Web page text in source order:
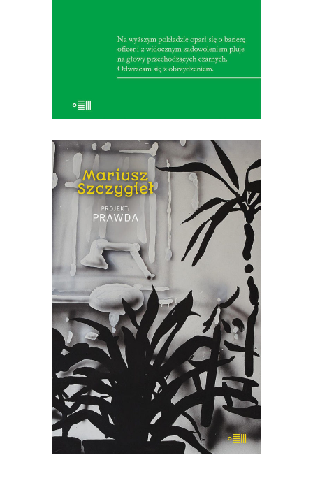
39.00zł 19.50zł
[EBOOK] Mariusz Szczygieł –
PROJEKT PRAWDA
„Projekt: prawda” to pozycja, jakiej na
polskim rynku wydawniczym jeszcze
nie było. Książka ta jest kolażem, na
który składają się miniatury Mariusza
Szczygła z własnego i cudzego życia
oraz powieść z 1959 roku „Portret z
pamięci” zapomnianego dziś pisarza,
Stanisława […]
44.00 22.00 zł
E-BOOK DO KOSZYKA